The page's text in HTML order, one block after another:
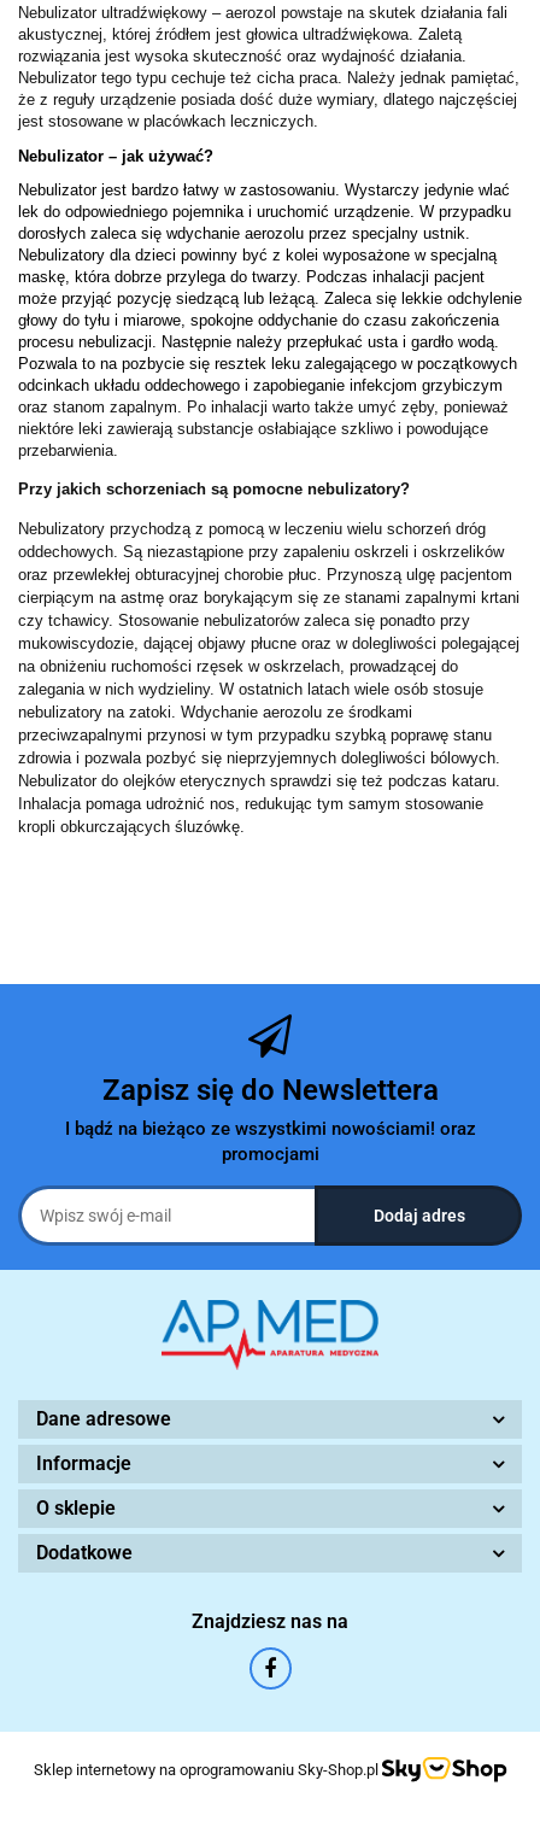
Nebulizator ultradźwiękowy – aerozol powstaje na skutek działania fali
akustycznej, której źródłem jest głowica ultradźwiękowa. Zaletą
rozwiązania jest wysoka skuteczność oraz wydajność działania.
Nebulizator tego typu cechuje też cicha praca. Należy jednak pamiętać,
że z reguły urządzenie posiada dość duże wymiary, dlatego najczęściej
jest stosowane w placówkach leczniczych.
Nebulizator – jak używać?
Nebulizator jest bardzo łatwy w zastosowaniu. Wystarczy jedynie wlać
lek do odpowiedniego pojemnika i uruchomić urządzenie. W przypadku
dorosłych zaleca się wdychanie aerozolu przez specjalny ustnik.
Nebulizatory dla dzieci powinny być z kolei wyposażone w specjalną
maskę, która dobrze przylega do twarzy. Podczas inhalacji pacjent
może przyjąć pozycję siedzącą lub leżącą. Zaleca się lekkie odchylenie
głowy do tyłu i miarowe, spokojne oddychanie do czasu zakończenia
procesu nebulizacji. Następnie należy przepłukać usta i gardło wodą.
Pozwala to na pozbycie się resztek leku zalegającego w początkowych
oraz stanom zapalnym. Po inhalacji warto także umyć zęby, ponieważ
niektóre leki zawierają substancje osłabiające szkliwo i powodujące
przebarwienia.
Przy jakich schorzeniach są pomocne nebulizatory?
Nebulizatory przychodzą z pomocą w leczeniu wielu schorzeń dróg
oddechowych. Są niezastąpione przy zapaleniu oskrzeli i oskrzelików
oraz przewlekłej obturacyjnej chorobie płuc. Przynoszą ulgę pacjentom
cierpiącym na astmę oraz borykającym się ze stanami zapalnymi krtani
czy tchawicy. Stosowanie nebulizatorów zaleca się ponadto przy
mukowiscydozie, dającej objawy płucne oraz w dolegliwości polegającej
na obniżeniu ruchomości rzęsek w oskrzelach, prowadzącej do
zalegania w nich wydzieliny. W ostatnich latach wiele osób stosuje
nebulizatory na zatoki. Wdychanie aerozolu ze środkami
przeciwzapalnymi przynosi w tym przypadku szybką poprawę stanu
zdrowia i pozwala pozbyć się nieprzyjemnych dolegliwości bólowych.
Nebulizator do olejków eterycznych sprawdzi się też podczas kataru.
Inhalacja pomaga udrożnić nos, redukując tym samym stosowanie
kropli obkurczających śluzówkę.
Zapisz się do Newslettera
I bądź na bieżąco ze wszystkimi nowościami! oraz
promocjami
Dane adresowe
Informacje
O sklepie
Dodatkowe
Znajdziesz nas na
Sklep internetowy na oprogramowaniu Sky-Shop.pl